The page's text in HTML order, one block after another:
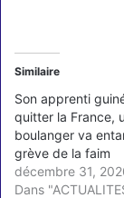
Similaire
Son apprenti
quitter la France,
boulanger va
grève de la faim
décembre 31,
Dans